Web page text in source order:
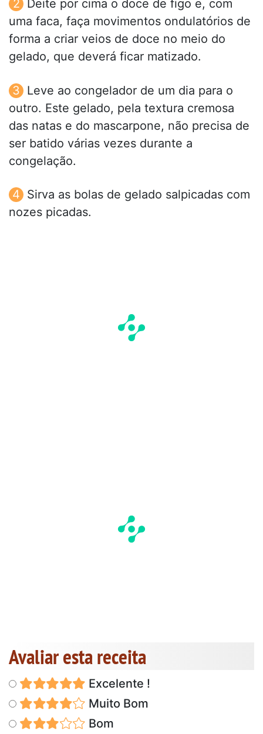
Deite por cima o doce de figo e, com
uma faca, faça movimentos ondulatórios de
forma a criar veios de doce no meio do
gelado, que deverá ficar matizado.
Leve ao congelador de um dia para o
outro. Este gelado, pela textura cremosa
das natas e do mascarpone, não precisa de
ser batido várias vezes durante a
congelação.
Sirva as bolas de gelado salpicadas com
nozes picadas.
Avaliar esta receita
Excelente !
Muito Bom
Bom